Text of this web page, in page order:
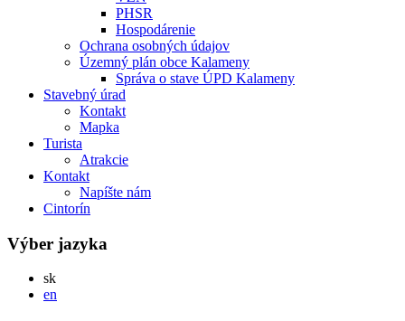
PHSR
Hospodárenie
Ochrana osobných údajov
Územný plán obce Kalameny
Správa o stave ÚPD Kalameny
Stavebný úrad
Kontakt
Mapka
Turista
Atrakcie
Kontakt
Napíšte nám
Cintorín
Výber jazyka
skSlovensky
en